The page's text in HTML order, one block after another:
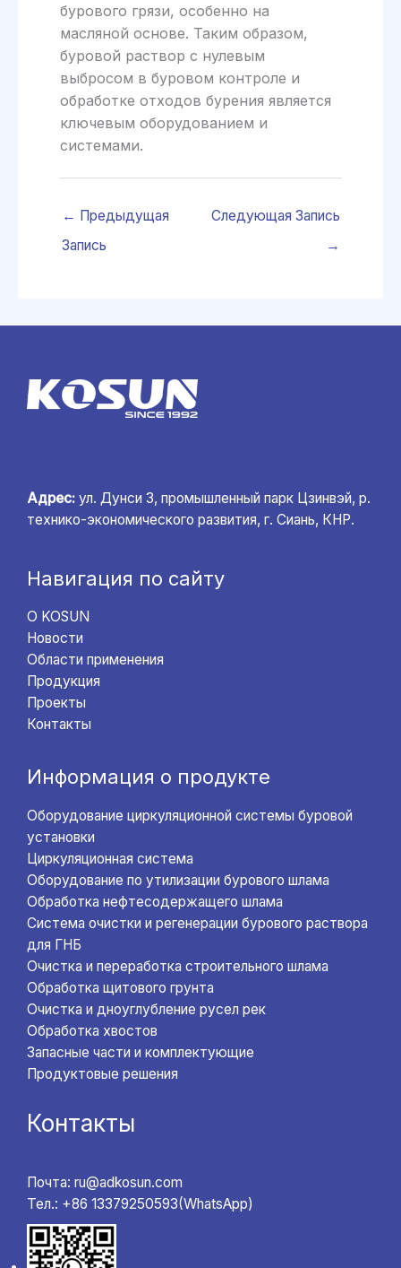
бурового грязи, особенно на
масляной основе. Таким образом,
буровой раствор с нулевым
выбросом в буровом контроле и
обработке отходов бурения является
ключевым оборудованием и
системами.
← Предыдущая
Запись
Следующая Запись
→
Адрес: ул. Дунси 3, промышленный парк Цзинвэй, р.
технико-экономического развития, г. Сиань, КНР.
Навигация по сайту
О KOSUN
Новости
Области применения
Продукция
Проекты
Контакты
Информация о продукте
Оборудование циркуляционной системы буровой
установки
Циркуляционная система
Оборудование по утилизации бурового шлама
Обработка нефтесодержащего шлама
Система очистки и регенерации бурового раствора
для ГНБ
Очистка и переработка строительного шлама
Обработка щитового грунта
Очистка и дноуглубление русел рек
Обработка хвостов
Запасные части и комплектующие
Продуктовые решения
Контакты
Почта: ru@adkosun.com
Тел.: +86 13379250593(WhatsApp)